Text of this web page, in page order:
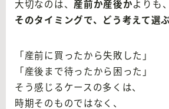
大切なのは、 産前か産後かよりも、
そのタイミングで、どう考えて選
「産前に買ったから失敗した」
「産後まで待ったから困った」
そう感じるケースの多くは、
時期そのものではなく、